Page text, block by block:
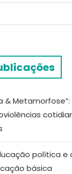
&
política e
básica